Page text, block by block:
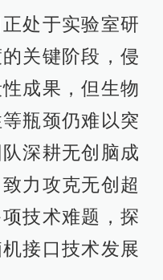
处于实验室研
关键阶段，侵
成果，但生物
瓶颈仍难以突
深耕无创脑成
力攻克无创超
技术难题，探
接口技术发展